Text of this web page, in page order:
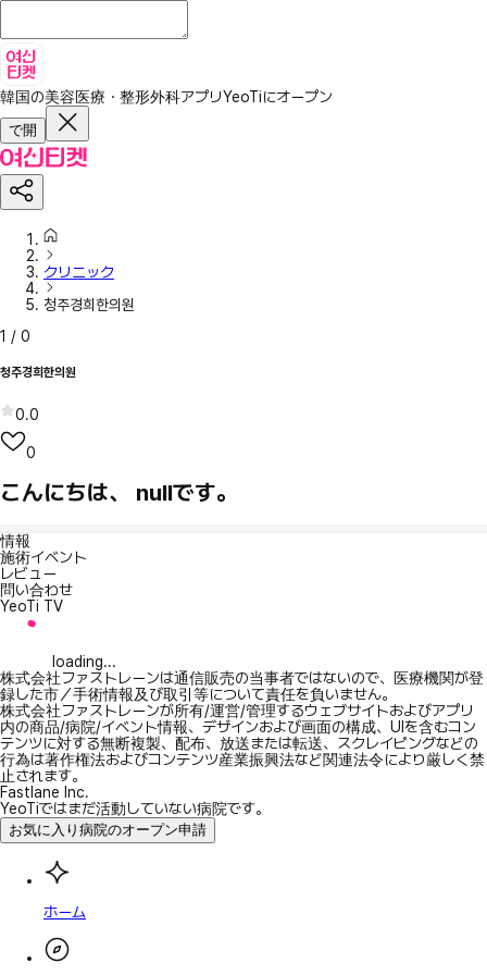
韓国の美容医療・整形外科アプリYeoTiにオープン
で開
クリニック
청주경희한의원
1 / 0
청주경희한의원
0.0
0
こんにちは、 nullです。
情報
施術イベント
レビュー
問い合わせ
YeoTi TV
loading...
株式会社ファストレーンは通信販売の当事者ではないので、医療機関が登
録した市／手術情報及び取引等について責任を負いません。
株式会社ファストレーンが所有/運営/管理するウェブサイトおよびアプリ
内の商品/病院/イベント情報、デザインおよび画面の構成、UIを含むコン
テンツに対する無断複製、配布、放送または転送、スクレイピングなどの
行為は著作権法およびコンテンツ産業振興法など関連法令により厳しく禁
止されます。
Fastlane Inc.
YeoTiではまだ活動していない病院です。
お気に入り病院のオープン申請
ホーム